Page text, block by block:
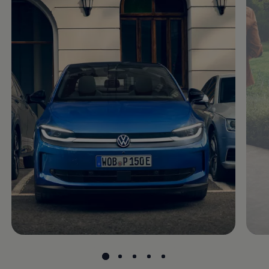
Magazin
Transport
Elektromobilität
Volkswagen R
Pannen- und Unfallhilfe
Volkswagen Kundenbetreuung